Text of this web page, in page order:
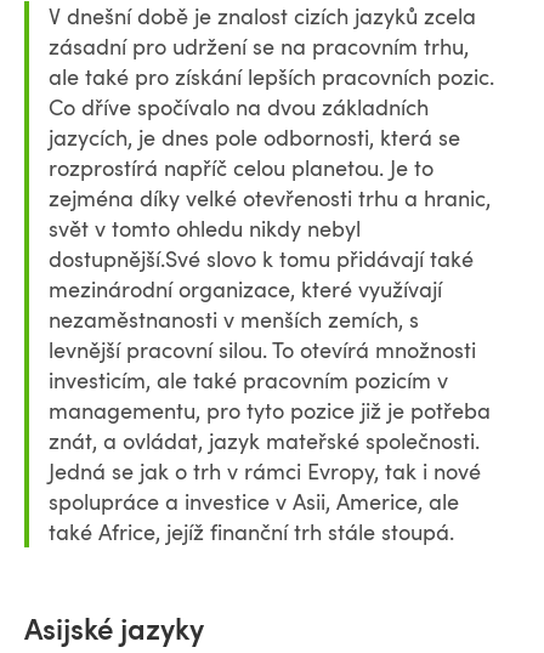
V dnešní době je znalost cizích jazyků zcela
zásadní pro udržení se na pracovním trhu,
ale také pro získání lepších pracovních pozic.
Co dříve spočívalo na dvou základních
jazycích, je dnes pole odbornosti, která se
rozprostírá napříč celou planetou. Je to
zejména díky velké otevřenosti trhu a hranic,
svět v tomto ohledu nikdy nebyl
dostupnější.Své slovo k tomu přidávají také
mezinárodní organizace, které využívají
nezaměstnanosti v menších zemích, s
levnější pracovní silou. To otevírá množnosti
investicím, ale také pracovním pozicím v
managementu, pro tyto pozice již je potřeba
znát, a ovládat, jazyk mateřské společnosti.
Jedná se jak o trh v rámci Evropy, tak i nové
spolupráce a investice v Asii, Americe, ale
také Africe, jejíž finanční trh stále stoupá.
Asijské jazyky